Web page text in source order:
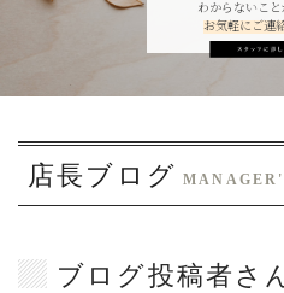
わからないこと
お気軽にご連
店長ブログ
ブログ投稿者さ